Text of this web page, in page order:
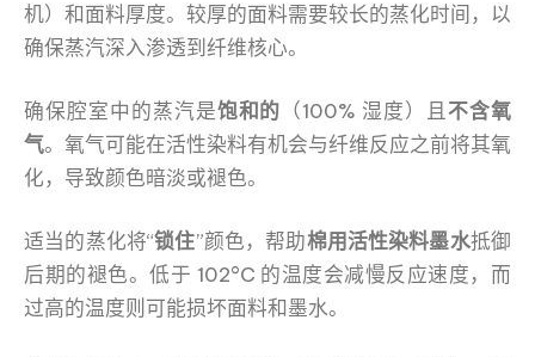
机）和面料厚度。较厚的面料需要较长的蒸化时间，以
确保蒸汽深入渗透到纤维核心。
确保腔室中的蒸汽是饱和的 （100% 湿度）且不含氧
气。氧气可能在活性染料有机会与纤维反应之前将其氧
化，导致颜色暗淡或褪色。
适当的蒸化将“锁住”颜色，帮助棉用活性染料墨水抵御
后期的褪色。低于 102°C 的温度会减慢反应速度，而
过高的温度则可能损坏面料和墨水。